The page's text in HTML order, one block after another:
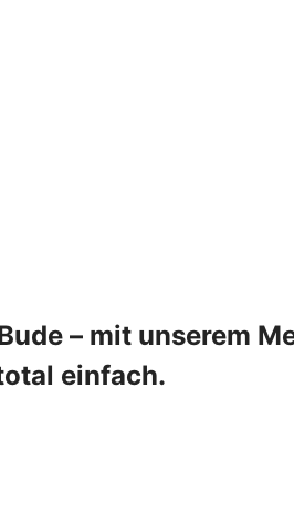
– mit unserem
einfach.